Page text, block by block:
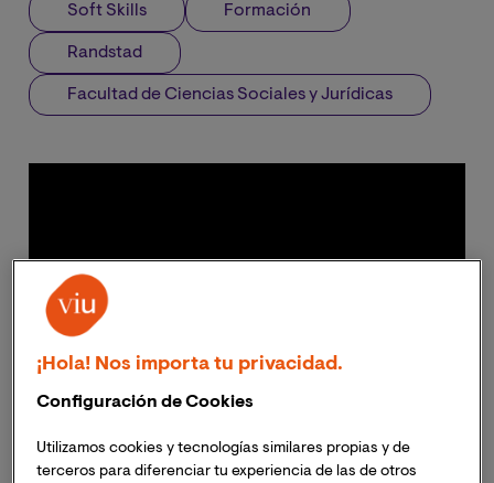
Soft Skills Formación
Randstad
Facultad de Ciencias Sociales y Jurídicas
¡Hola! Nos importa tu privacidad.
Configuración de Cookies
Utilizamos cookies y tecnologías similares propias y de
terceros para diferenciar tu experiencia de las de otros